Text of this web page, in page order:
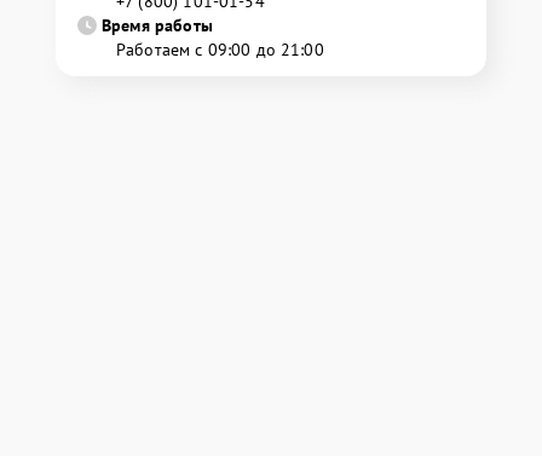
Время работы
Работаем с 09:00 до 21:00